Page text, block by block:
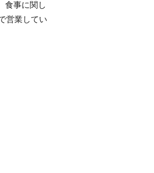
食事に関し
営業してい